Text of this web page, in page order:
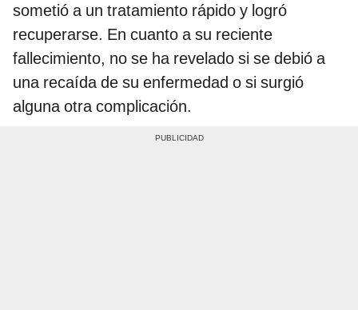
sometió a un tratamiento rápido y logró
recuperarse. En cuanto a su reciente
fallecimiento, no se ha revelado si se debió a
una recaída de su enfermedad o si surgió
alguna otra complicación.